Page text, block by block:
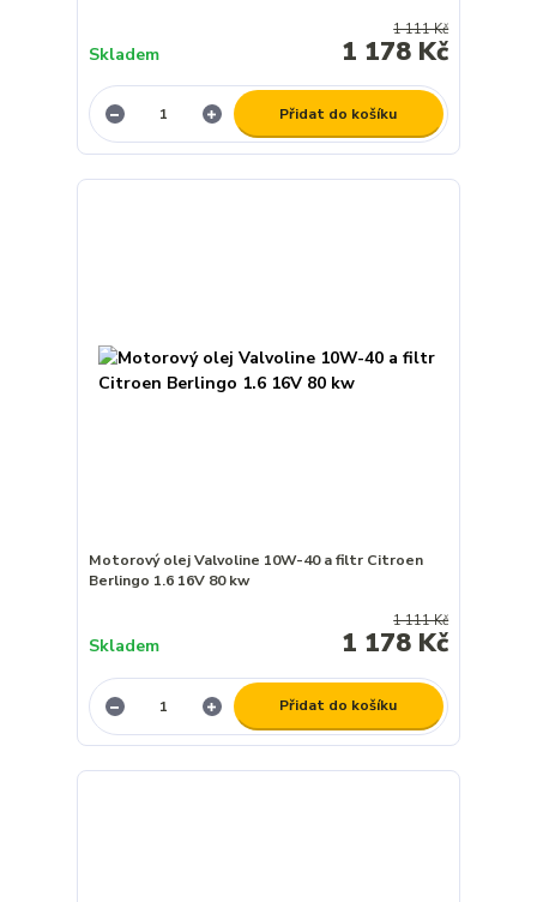
1 111 Kč
1 178 Kč
Skladem
Přidat do košíku
Motorový olej Valvoline 10W-40 a filtr Citroen
Berlingo 1.6 16V 80 kw
1 111 Kč
1 178 Kč
Skladem
Přidat do košíku